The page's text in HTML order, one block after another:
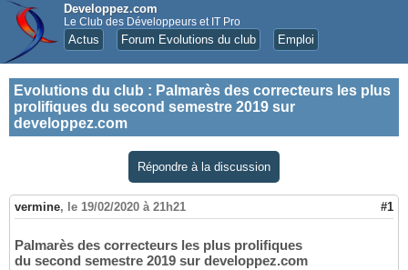
Developpez.com
Le Club des Développeurs et IT Pro
Actus Forum Evolutions du club Emploi
Evolutions du club : Palmarès des correcteurs les plus
prolifiques du second semestre 2019 sur
developpez.com
Répondre à la discussion
vermine, le 19/02/2020 à 21h21 #1
Palmarès des correcteurs les plus prolifiques
du second semestre 2019 sur developpez.com